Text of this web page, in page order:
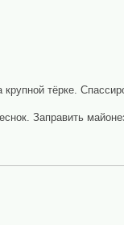
тёрке.
Заправить